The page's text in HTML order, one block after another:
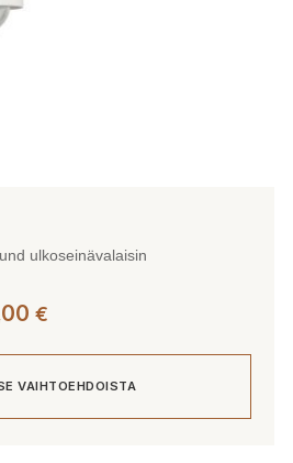
ulkoseinävalaisin
€
785,00 €
VAIHTOEHDOISTA